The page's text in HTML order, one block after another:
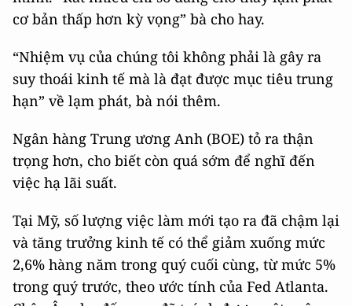
cơ bản thấp hơn kỳ vọng” bà cho hay.
“Nhiệm vụ của chúng tôi không phải là gây ra
suy thoái kinh tế mà là đạt được mục tiêu trung
hạn” về lạm phát, bà nói thêm.
Ngân hàng Trung ương Anh (BOE) tỏ ra thận
trọng hơn, cho biết còn quá sớm để nghĩ đến
việc hạ lãi suất.
Tại Mỹ, số lượng việc làm mới tạo ra đã chậm lại
và tăng trưởng kinh tế có thể giảm xuống mức
2,6% hàng năm trong quý cuối cùng, từ mức 5%
trong quý trước, theo ước tính của Fed Atlanta.